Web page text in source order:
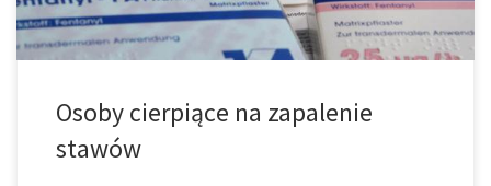
Osoby cierpiące na zapalenie
stawów